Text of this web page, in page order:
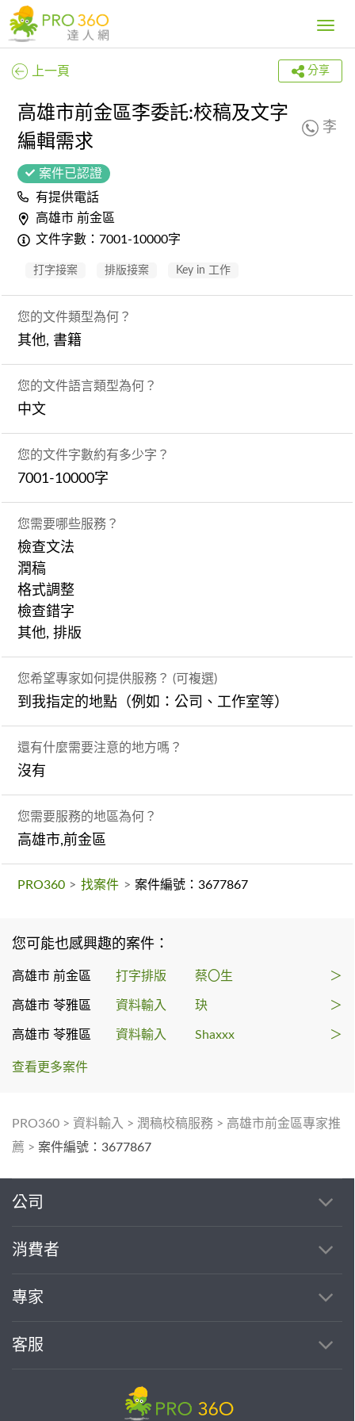
Toggle
上一頁 分享
高雄市前金區李委託:校稿及文字
編輯需求
李
案件已認證
有提供電話
高雄市 前金區
文件字數：7001-10000字
打字接案 排版接案 Key in 工作
您的文件類型為何？
其他, 書籍
您的文件語言類型為何？
中文
您的文件字數約有多少字？
7001-10000字
您需要哪些服務？
檢查文法
潤稿
格式調整
檢查錯字
其他, 排版
您希望專家如何提供服務？ (可複選)
到我指定的地點（例如：公司、工作室等）
還有什麼需要注意的地方嗎？
沒有
您需要服務的地區為何？
高雄市,前金區
PRO360 > 找案件 > 案件編號：3677867
您可能也感興趣的案件：
高雄市 前金區 打字排版 蔡〇生 ＞
高雄市 苓雅區 資料輸入 玦 ＞
高雄市 苓雅區 資料輸入 Shaxxx ＞
查看更多案件
PRO360 > 資料輸入 > 潤稿校稿服務 > 高雄市前金區專家推
薦 > 案件編號：3677867
公司
消費者
專家
客服